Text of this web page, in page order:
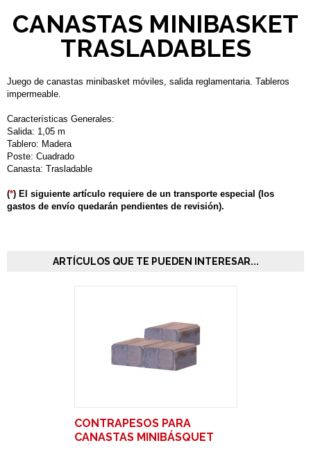
CANASTAS MINIBASKET
TRASLADABLES
Juego de canastas minibasket móviles, salida reglamentaria. Tableros
impermeable.
Características Generales:
Salida: 1,05 m
Tablero: Madera
Poste: Cuadrado
Canasta: Trasladable
(*) El siguiente artículo requiere de un transporte especial (los
gastos de envío quedarán pendientes de revisión).
ARTÍCULOS QUE TE PUEDEN INTERESAR...
CONTRAPESOS PARA
CANASTAS MINIBÁSQUET